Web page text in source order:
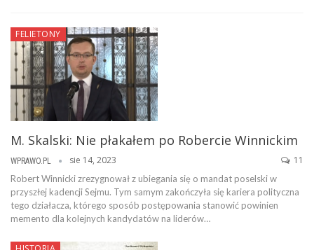
FELIETONY
M. Skalski: Nie płakałem po Robercie Winnickim
WPRAWO.PL sie 14, 2023 11
Robert Winnicki zrezygnował z ubiegania się o mandat poselski w
przyszłej kadencji Sejmu. Tym samym zakończyła się kariera polityczna
tego działacza, którego sposób postępowania stanowić powinien
memento dla kolejnych kandydatów na liderów…